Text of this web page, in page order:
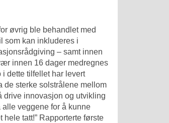
øvrig ble behandlet med
som kan inkluderes i
– samt innen
innen 16 dager medregnes
dette tilfellet har levert
de sterke solstrålene mellom
drive innovasjon og utvikling
veggene for å kunne
tatt!” Rapporterte første